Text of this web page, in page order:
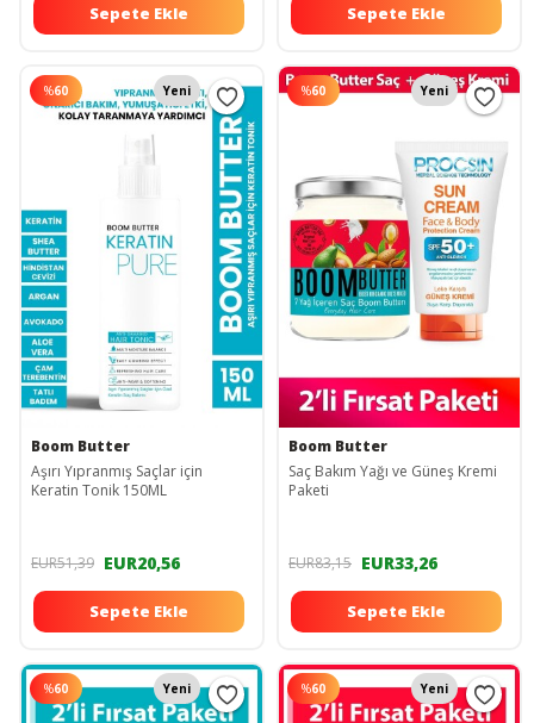
Sepete Ekle Sepete Ekle
%60 Yeni
Boom Butter
Aşırı Yıpranmış Saçlar için
Keratin Tonik 150ML
EUR51,39 EUR20,56
Sepete Ekle
%60 Yeni
Boom Butter
Saç Bakım Yağı ve Güneş Kremi
Paketi
EUR83,15 EUR33,26
Sepete Ekle
%60 Yeni %60 Yeni